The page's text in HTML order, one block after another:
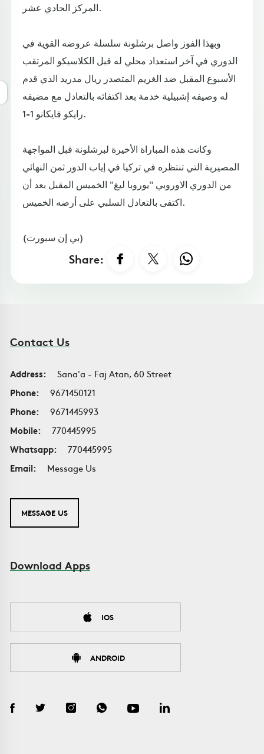
المركز الحادي عشر.
وبهذا الفوز واصل برشلونة سلسلة عروضه القوية في
الدوري في آخر استعداد محلي له قبل الكلاسيكو المرتقب
الأسبوع المقبل ضد الغريم المتصدر ريال مدريد الذي قدم
له وصيفه إشبيلية خدمة بعد اكتفائه بالتعادل مع مضيفه
رايكو فايكانو 1-1.
وكانت هذه المباراة الأخيرة لبرشلونة قبل المواجهة
المصيرية التي تنتظره في تركيا في إياب الدور ثمن النهائي
من الدوري الاوروبي "يوروبا ليغ" الخميس المقبل بعد أن
اكتفى بالتعادل السلبي على أرضه الخميس.
(بي إن سبورت)
Share:
Contact Us
Address:
Sana'a - Faj Atan, 60 Street
Phone:
9671450121
Phone:
9671445993
Mobile:
770445995
Whatsapp:
770445995
Email:
Message Us
MESSAGE US
Download Apps
IOS
ANDROID